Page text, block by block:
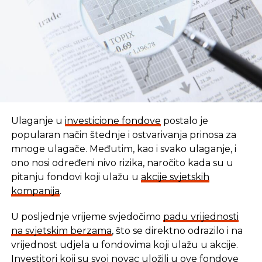
U vremenu kada tradicionalni oblici štednje nude
sve skromnije prinose, ovaj Fond se nameće kao
moderna alternativa svima koji žele da njihov novac
Ulaganje u investicione fondove postalo je
popularan način štednje i ostvarivanja prinosa za
mnoge ulagače. Međutim, kao i svako ulaganje, i
ono nosi određeni nivo rizika, naročito kada su u
pitanju fondovi koji ulažu u akcije svjetskih
kompanija.
U posljednje vrijeme svjedočimo padu vrijednosti
na svjetskim berzama, što se direktno odrazilo i na
vrijednost udjela u fondovima koji ulažu u akcije.
Investitori koji su svoj novac uložili u ove fondove